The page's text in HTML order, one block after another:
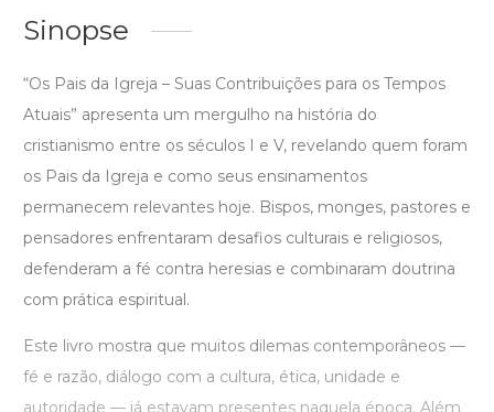
Sinopse
“Os Pais da Igreja – Suas Contribuições para os Tempos
Atuais” apresenta um mergulho na história do
cristianismo entre os séculos I e V, revelando quem foram
os Pais da Igreja e como seus ensinamentos
permanecem relevantes hoje. Bispos, monges, pastores e
pensadores enfrentaram desafios culturais e religiosos,
defenderam a fé contra heresias e combinaram doutrina
com prática espiritual.
Este livro mostra que muitos dilemas contemporâneos —
fé e razão, diálogo com a cultura, ética, unidade e